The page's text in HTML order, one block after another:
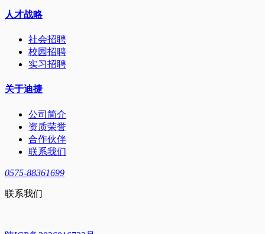
人才战略
社会招聘
校园招聘
实习招聘
关于迪捷
公司简介
资质荣誉
合作伙伴
联系我们
0575-88361699
联系我们